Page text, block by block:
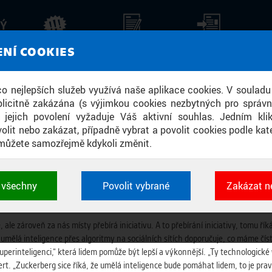
COOKIES
nejlepších služeb využívá naše aplikace cookies. V
zakázána (s výjimkou cookies nezbytných pro
povolení vyžaduje Váš aktivní souhlas. Jedním
nebo zakázat, případně vybrat a povolit cookies podle
samozřejmě kdykoli změnit.
a identifikátorů relace. Jsou nezbytné pro
vždy aktivní.
Povolit vybrané Zakázat
AKTUALITY
PRAVDY. AI MŮŽE
ale kdy, je přesvědčený kybernetik a ředitel Centra umělé inteligence
schopnostem stále nevyrovná. „Umělá inteligence člověka ve mnoha
Plus.
ale zároveň za nás místy přebírá iniciativu. A to přebírání iniciativy, tomu
inteligence přes algoritmy na sociálních sítích doporučuje, co máme
která lidem pomůže být lepší a výkonnější. „Ty
„Zuckerberg sice říká, že umělá inteligence bude pomáhat lidem, to je